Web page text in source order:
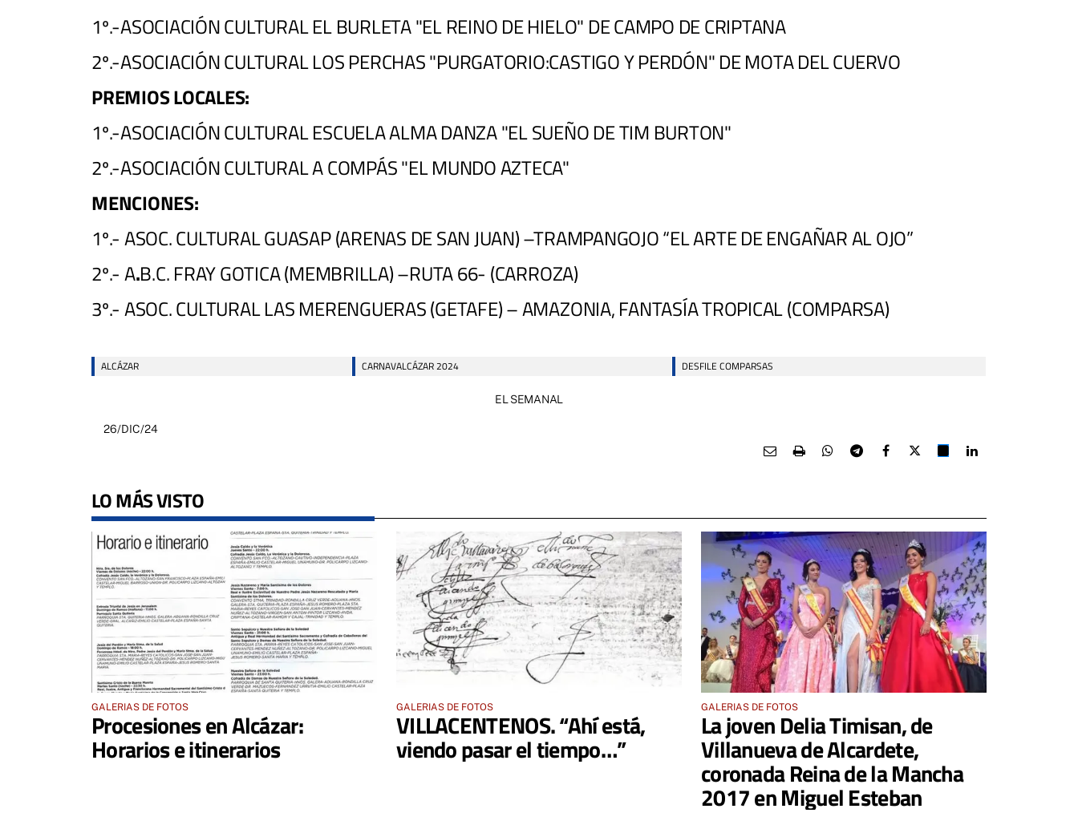
1º.-ASOCIACIÓN CULTURAL EL BURLETA "EL REINO DE HIELO" DE CAMPO DE CRIPTANA
2º.-ASOCIACIÓN CULTURAL LOS PERCHAS "PURGATORIO:CASTIGO Y PERDÓN" DE MOTA DEL CUERVO
PREMIOS LOCALES:
1º.-ASOCIACIÓN CULTURAL ESCUELA ALMA DANZA "EL SUEÑO DE TIM BURTON"
2º.-ASOCIACIÓN CULTURAL A COMPÁS "EL MUNDO AZTECA"
MENCIONES:
1º.- ASOC. CULTURAL GUASAP (ARENAS DE SAN JUAN) –TRAMPANGOJO “EL ARTE DE ENGAÑAR AL OJO”
2º.- A.B.C. FRAY GOTICA (MEMBRILLA) –RUTA 66- (CARROZA)
3º.- ASOC. CULTURAL LAS MERENGUERAS (GETAFE) – AMAZONIA, FANTASÍA TROPICAL (COMPARSA)
ALCÁZAR CARNAVALCÁZAR 2024 DESFILE COMPARSAS
EL SEMANAL
26/DIC/24
LO MÁS VISTO
GALERIAS DE FOTOS
Procesiones en Alcázar:
Horarios e itinerarios
GALERIAS DE FOTOS
VILLACENTENOS. “Ahí está,
viendo pasar el tiempo…”
GALERIAS DE FOTOS
La joven Delia Timisan, de
Villanueva de Alcardete,
coronada Reina de la Mancha
2017 en Miguel Esteban